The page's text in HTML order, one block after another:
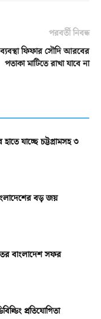
পরবর্তী নিবন্ধ
ফিফার সৌদি আরবের
পতাকা মাটিতে রাখা যাবে না
যাচ্ছে চট্টগ্রামসহ ৩
বড় জয়
বাংলাদেশ সফর
প্রতিযোগিতা